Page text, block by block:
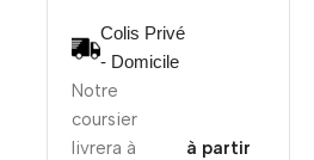
Colis Privé
- Domicile
Notre
coursier
livrera à
à partir